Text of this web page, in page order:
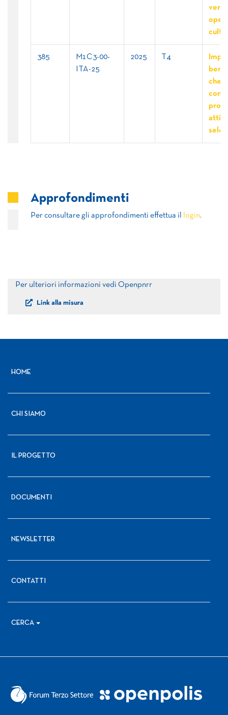
385
M1C3-00-
ITA-25
2025 T4
che
Approfondimenti
Per consultare gli approfondimenti effettua il login.
Per ulteriori informazioni vedi Openpnrr
Link alla misura
HOME
CHI SIAMO
IL PROGETTO
DOCUMENTI
NEWSLETTER
CONTATTI
CERCA